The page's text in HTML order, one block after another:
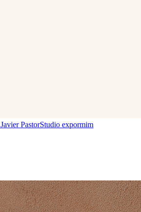
Javier PastorStudio expormim